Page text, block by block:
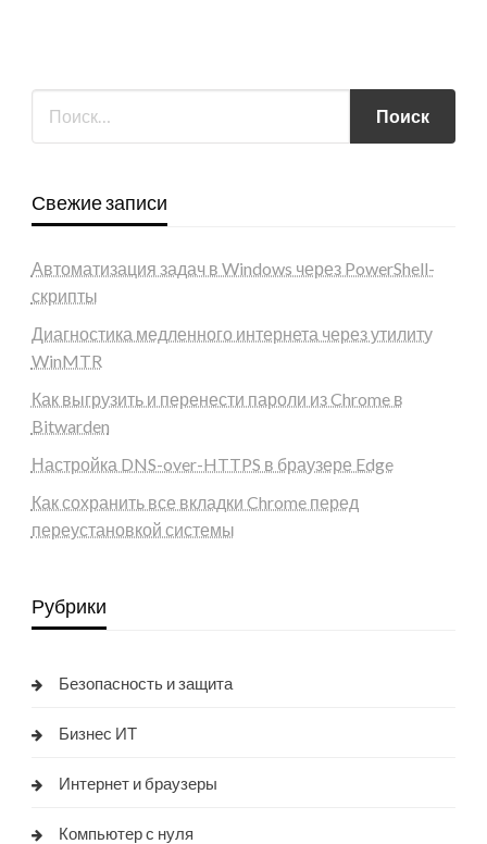
Свежие записи
Автоматизация задач в Windows через PowerShell-
скрипты
Диагностика медленного интернета через утилиту
WinMTR
Как выгрузить и перенести пароли из Chrome в
Bitwarden
Настройка DNS-over-HTTPS в браузере Edge
Как сохранить все вкладки Chrome перед
переустановкой системы
Рубрики
Безопасность и защита
Бизнес ИТ
Интернет и браузеры
Компьютер с нуля